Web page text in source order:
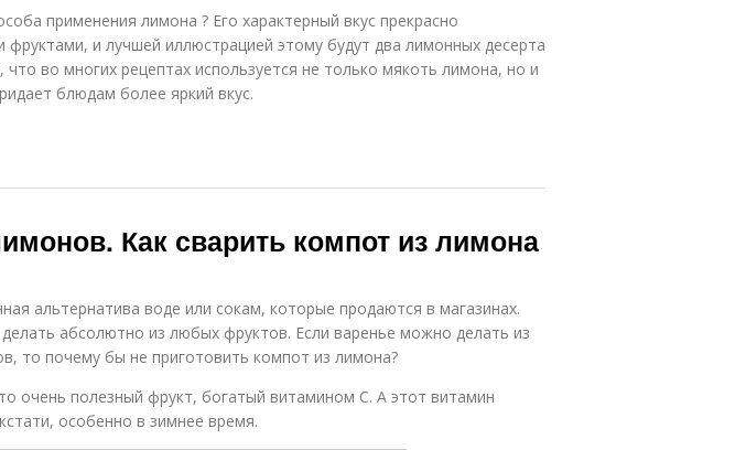
применения лимона ? Его характерный вкус прекрасно
фруктами, и лучшей иллюстрацией этому будут два лимонных десерта
во многих рецептах используется не только мякоть лимона, но и
блюдам более яркий вкус.
Как сварить компот из лимона
альтернатива воде или сокам, которые продаются в магазинах.
абсолютно из любых фруктов. Если варенье можно делать из
то почему бы не приготовить компот из лимона?
очень полезный фрукт, богатый витамином С. А этот витамин
особенно в зимнее время.